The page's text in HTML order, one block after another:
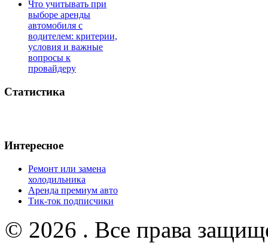
Что учитывать при
выборе аренды
автомобиля с
водителем: критерии,
условия и важные
вопросы к
провайдеру
Статистика
Интересное
Ремонт или замена
холодильника
Аренда премиум авто
Тик-ток подписчики
© 2026 . Все права